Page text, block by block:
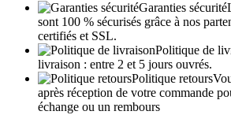
Garanties sécurité
sont 100 % sécurisés grâce à nos
certifiés et SSL.
Politique de
livraison : entre 2 et 5 jours ouvrés.
Politique retours
après réception de votre commande
échange ou un rembours